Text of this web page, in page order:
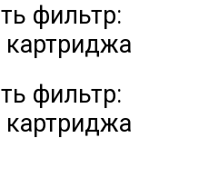
фильтр:
картриджа
фильтр:
картриджа